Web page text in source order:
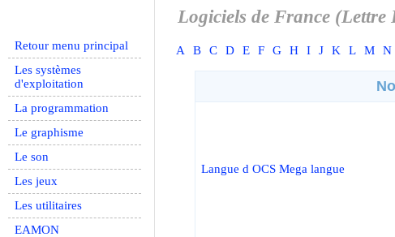
Retour menu principal
Les systèmes
d'exploitation
La programmation
Le graphisme
Le son
Les jeux
Les utilitaires
EAMON
Logiciels de France (Lettre
A B C D E F G H I J K L M N
Langue d OCS Mega langue